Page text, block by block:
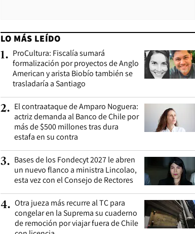
LO MÁS LEÍDO
1. ProCultura: Fiscalía sumará
formalización por proyectos de Anglo
American y arista Biobío también se
trasladaría a Santiago
2. El contraataque de Amparo Noguera:
actriz demanda al Banco de Chile por
más de $500 millones tras dura
estafa en su contra
3. Bases de los Fondecyt 2027 le abren
un nuevo flanco a ministra Lincolao,
esta vez con el Consejo de Rectores
4. Otra jueza más recurre al TC para
congelar en la Suprema su cuaderno
de remoción por viajar fuera de Chile